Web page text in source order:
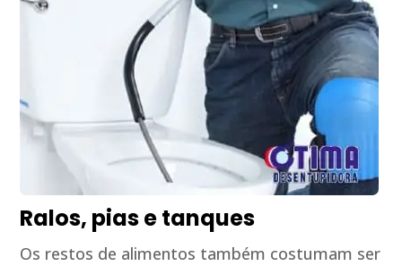
Ralos, pias e tanques
Os restos de alimentos também costumam ser